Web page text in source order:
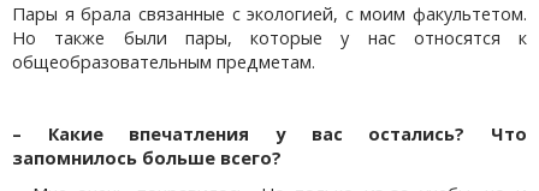
Пары я брала связанные с экологией, с моим факультетом.
Но также были пары, которые у нас относятся к
общеобразовательным предметам.
– Какие впечатления у вас остались? Что
запомнилось больше всего?